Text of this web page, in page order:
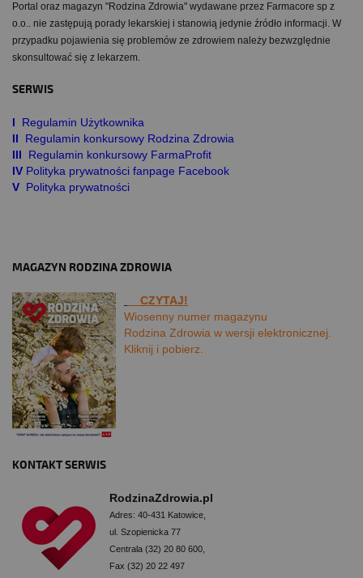
Portal oraz magazyn "Rodzina Zdrowia" wydawane przez Farmacore sp z
o.o.. nie zastępują porady lekarskiej i stanowią jedynie źródło informacji. W
przypadku pojawienia się problemów ze zdrowiem należy bezwzględnie
skonsultować się z lekarzem.
SERWIS
I Regulamin Użytkownika
II
Regulamin konkursowy Rodzina Zdrowia
III
Regulamin konkursowy FarmaProfit
IV Polityka prywatności fanpage Facebook
V Polityka prywatności
MAGAZYN RODZINA ZDROWIA
CZYTAJ!
Wiosenny numer magazynu
Rodzina Zdrowia w wersji elektronicznej.
Kliknij i pobierz.
KONTAKT SERWIS
RodzinaZdrowia.pl
Adres: 40-431 Katowice,
ul. Szopienicka 77
Centrala (32) 20 80 600,
Fax (32) 20 22 497